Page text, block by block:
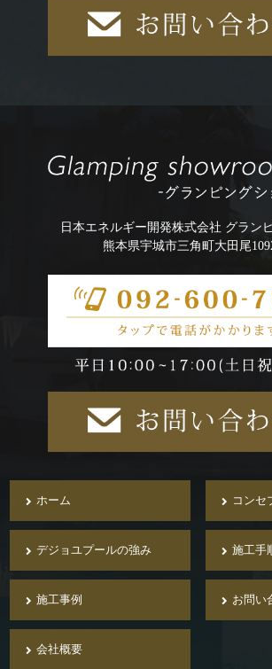
日本エネルギー開発株式会社 グラン
熊本県宇城市三角町大田尾
ホーム
デジョユプールの強み
施工事例
会社概要
コンセ
施工手
お問い